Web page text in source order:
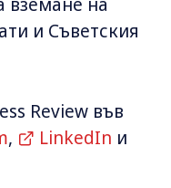
и Съветския
Review във
, LinkedIn и